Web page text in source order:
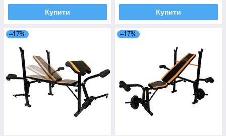
Купити Купити
–17% –17%